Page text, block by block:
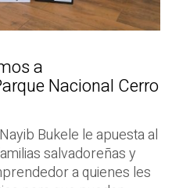
a
Nacional Cerro
Bukele le apuesta al
salvadoreñas y
a quienes les